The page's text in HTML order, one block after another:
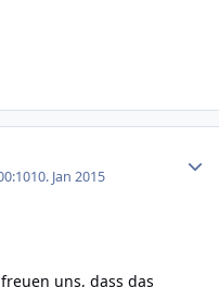
10. Jan 2015
uns, dass das